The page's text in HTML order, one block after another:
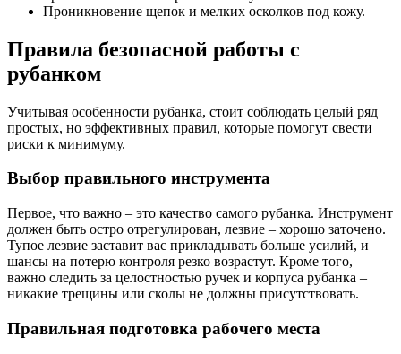
Проникновение щепок и мелких осколков под кожу.
Правила безопасной работы с
рубанком
Учитывая особенности рубанка, стоит соблюдать целый ряд
простых, но эффективных правил, которые помогут свести
риски к минимуму.
Выбор правильного инструмента
Первое, что важно – это качество самого рубанка. Инструмент
должен быть остро отрегулирован, лезвие – хорошо заточено.
Тупое лезвие заставит вас прикладывать больше усилий, и
шансы на потерю контроля резко возрастут. Кроме того,
важно следить за целостностью ручек и корпуса рубанка –
никакие трещины или сколы не должны присутствовать.
Правильная подготовка рабочего места